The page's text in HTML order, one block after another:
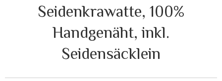
Seidenkrawatte, 100%
Handgenäht, inkl.
Seidensäcklein